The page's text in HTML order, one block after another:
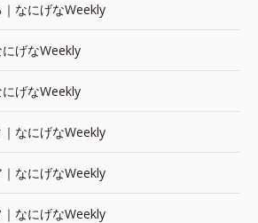
なにげなWeekly
げなWeekly
げなWeekly
なにげなWeekly
なにげなWeekly
なにげなWeekly